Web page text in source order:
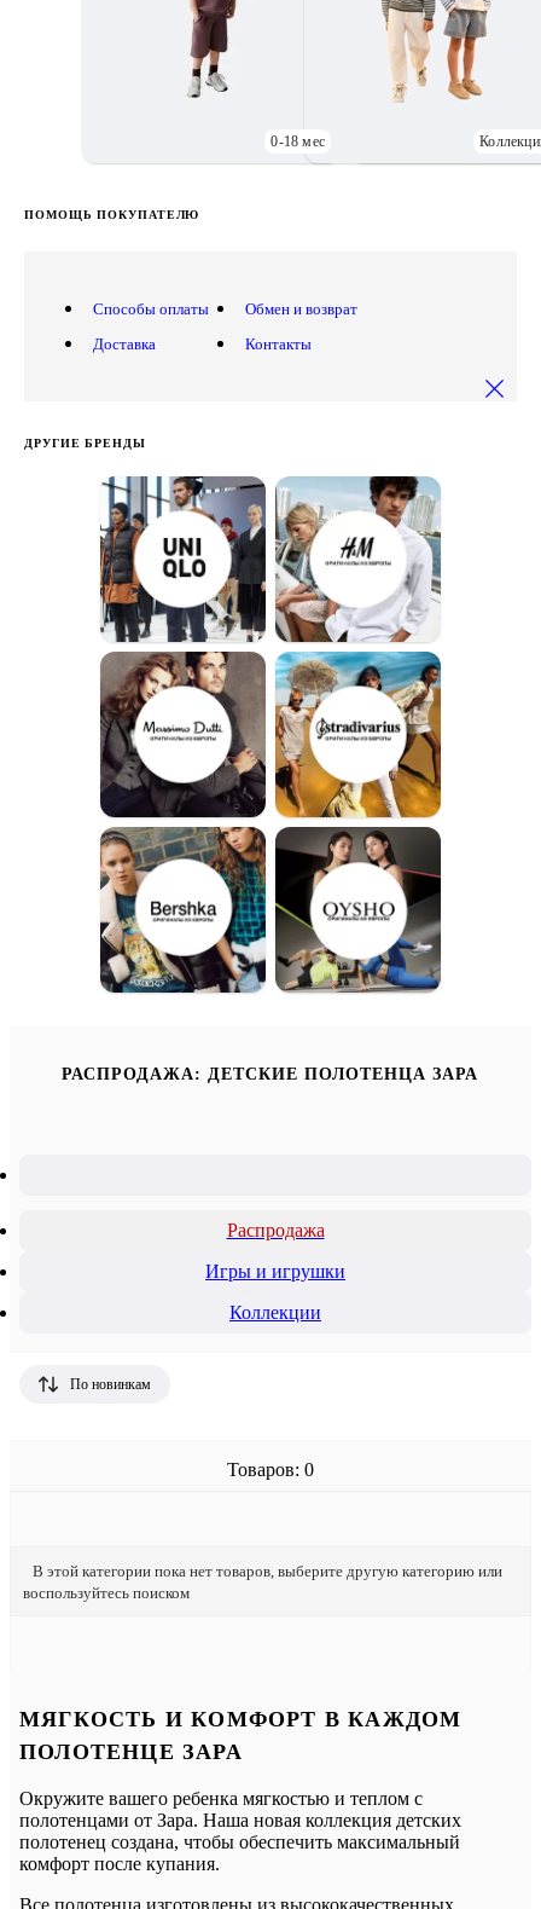
0-18 мес
ПОМОЩЬ ПОКУПАТЕЛЮ
Способы оплаты
Доставка
Обмен и возврат
Контакты
ДРУГИЕ БРЕНДЫ
РАСПРОДАЖА: ДЕТСКИЕ ПОЛОТЕНЦА ЗАРА
Распродажа
Игры и игрушки
Коллекции
По новинкам
Товаров: 0
В этой категории пока нет товаров, выберите другую категорию или
воспользуйтесь поиском
МЯГКОСТЬ И КОМФОРТ В КАЖДОМ
ПОЛОТЕНЦЕ ЗАРА
Окружите вашего ребенка мягкостью и теплом с
полотенцами от Зара. Наша новая коллекция детских
полотенец создана, чтобы обеспечить максимальный
комфорт после купания.
Все полотенца изготовлены из высококачественных